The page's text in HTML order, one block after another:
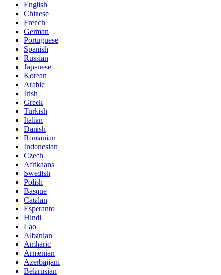
English
Chinese
French
German
Portuguese
Spanish
Russian
Japanese
Korean
Arabic
Irish
Greek
Turkish
Italian
Danish
Romanian
Indonesian
Czech
Afrikaans
Swedish
Polish
Basque
Catalan
Esperanto
Hindi
Lao
Albanian
Amharic
Armenian
Azerbaijani
Belarusian